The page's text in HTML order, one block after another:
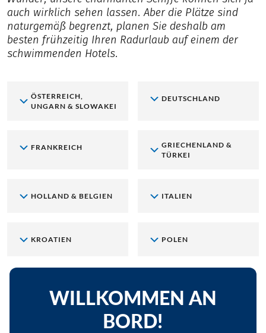
auch wirklich sehen lassen. Aber die Plätze sind
naturgemäß begrenzt, planen Sie deshalb am
besten frühzeitig Ihren Radurlaub auf einem der
schwimmenden Hotels.
ÖSTERREICH,
UNGARN & SLOWAKEI
DEUTSCHLAND
FRANKREICH
GRIECHENLAND &
TÜRKEI
HOLLAND & BELGIEN ITALIEN
KROATIEN POLEN
WILLKOMMEN AN
BORD!